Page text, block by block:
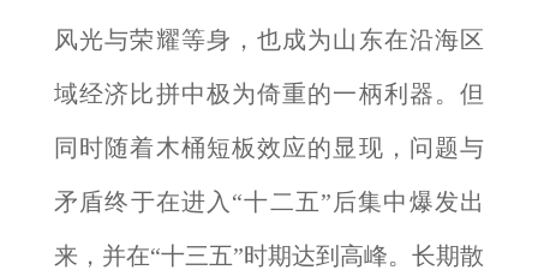
风光与荣耀等身，也成为山东在沿海区
域经济比拼中极为倚重的一柄利器。但
同时随着木桶短板效应的显现，问题与
矛盾终于在进入“十二五”后集中爆发出
来，并在“十三五”时期达到高峰。长期散